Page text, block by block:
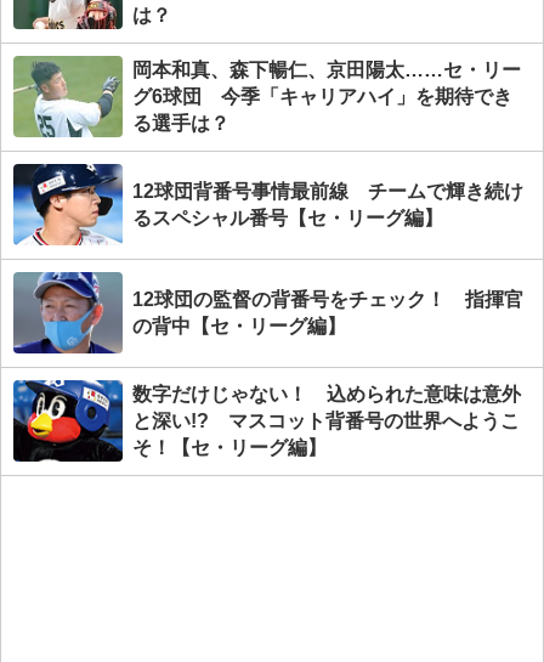
は？
岡本和真、森下暢仁、京田陽太……セ・リー
グ6球団 今季「キャリアハイ」を期待でき
る選手は？
12球団背番号事情最前線 チームで輝き続け
るスペシャル番号【セ・リーグ編】
12球団の監督の背番号をチェック！ 指揮官
の背中【セ・リーグ編】
数字だけじゃない！ 込められた意味は意外
と深い!? マスコット背番号の世界へようこ
そ！【セ・リーグ編】